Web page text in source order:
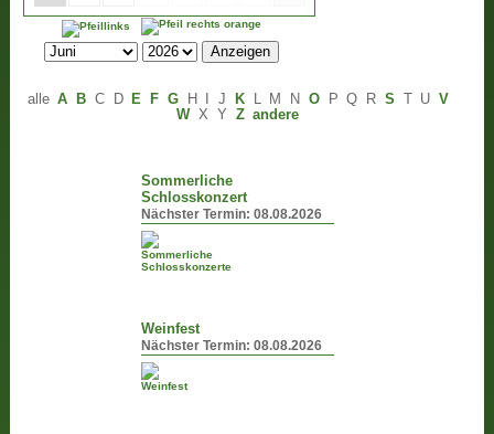
alle A B C D E F G H J K L M N O P Q R S U V
W X Y Z andere
Sommerliche
Schlosskonzert
Nächster Termin:08.08.2026
Weinfest
Nächster Termin:08.08.2026